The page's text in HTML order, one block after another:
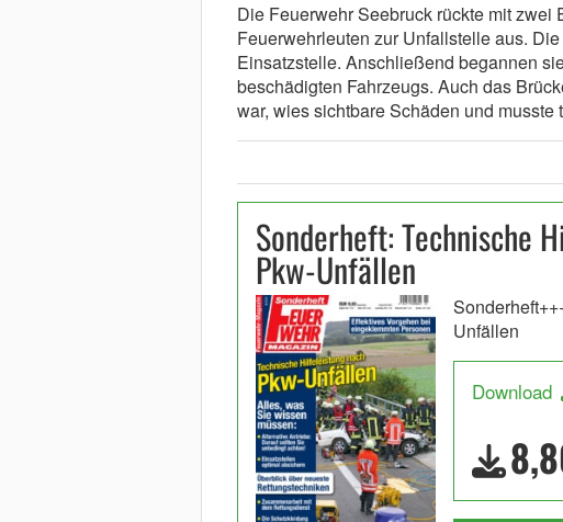
Die Feuerwehr Seebruck rückte mit zwei
Feuerwehrleuten zur Unfallstelle aus.
Einsatzstelle. Anschließend begannen
beschädigten Fahrzeugs. Auch das
war, wies sichtbare Schäden und
Sonderheft: Technische
Pkw-Unfällen
Unfällen
Download